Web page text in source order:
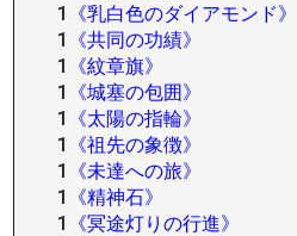
1
《乳白色のダイアモンド》
1
《共同の功績》
1
《紋章旗》
1
《城塞の包囲》
1
《太陽の指輪》
1
《祖先の象徴》
1
《未達への旅》
1
《精神石》
1
《冥途灯りの行進》